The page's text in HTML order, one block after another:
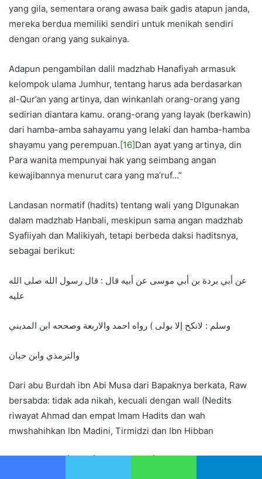
yang gila, sementara orang awasa baik gadis atapun janda,
mereka berdua memiliki sendiri untuk menikah sendiri
dengan orang yang sukainya.
Adapun pengambilan dalil madzhab Hanafiyah armasuk
kelompok ulama Jumhur, tentang harus ada berdasarkan
al-Qur’an yang artinya, dan winkanlah orang-orang yang
sedirian diantara kamu. orang-orang yang layak (berkawin)
dari hamba-amba sahayamu yang lelaki dan hamba-hamba
shayamu yang perempuan.[16]Dan ayat yang artinya, din
Para wanita mempunyai hak yang seimbang angan
kewajibannya menurut cara yang ma’ruf…”
Landasan normatif (hadits) tentang wali yang DIgunakan
dalam madzhab Hanbali, meskipun sama angan madzhab
Syafiiyah dan Malikiyah, tetapi berbeda daksi haditsnya,
sebagai berikut:
عن أبي بردة بن أبي موسى عن أبيه قال : قال رسول الله صلى الله
عليه
وسلم : لانكح إلا بولى ) رواه احمد والاربعة وصححه ابن المديني
والترمذي وابن حبان
Dari abu Burdah ibn Abi Musa dari Bapaknya berkata, Raw
bersabda: tidak ada nikah, kecuali dengan wall (Nedits
riwayat Ahmad dan empat Imam Hadits dan wah
mwshahihkan Ibn Madini, Tirmidzi dan Ibn Hibban